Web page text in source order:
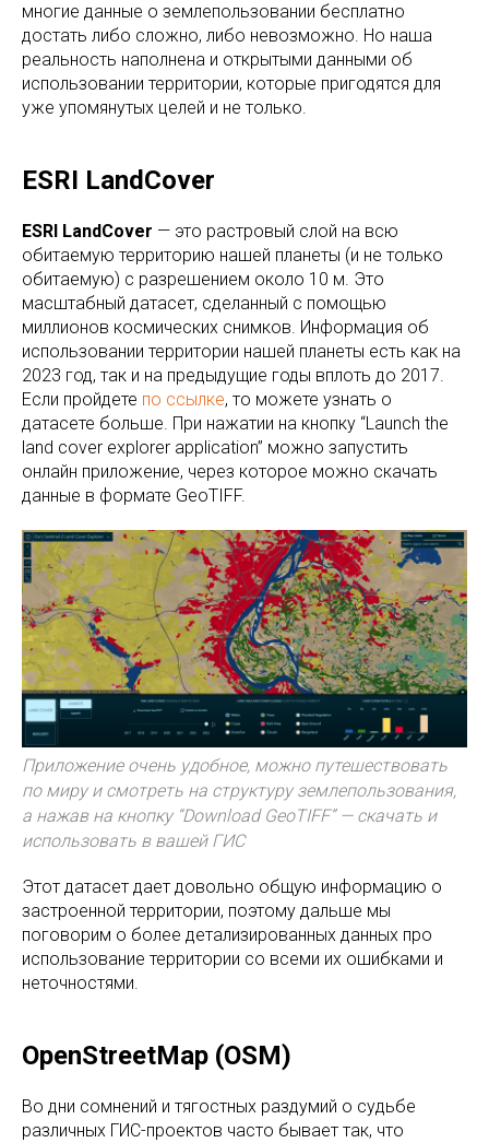
многие данные о землепользовании бесплатно
достать либо сложно, либо невозможно. Но наша
реальность наполнена и открытыми данными об
использовании территории, которые пригодятся для
уже упомянутых целей и не только.
ESRI LandCover
ESRI LandCover — это растровый слой на всю
обитаемую территорию нашей планеты (и не только
обитаемую) с разрешением около 10 м. Это
масштабный датасет, сделанный с помощью
миллионов космических снимков. Информация об
использовании территории нашей планеты есть как на
2023 год, так и на предыдущие годы вплоть до 2017.
Если пройдете по ссылке, то можете узнать о
датасете больше. При нажатии на кнопку “Launch the
land cover explorer application” можно запустить
онлайн приложение, через которое можно скачать
данные в формате GeoTIFF.
Приложение очень удобное, можно путешествовать
по миру и смотреть на структуру землепользования,
а нажав на кнопку “Download GeoTIFF” — скачать и
использовать в вашей ГИС
Этот датасет дает довольно общую информацию о
застроенной территории, поэтому дальше мы
поговорим о более детализированных данных про
использование территории со всеми их ошибками и
неточностями.
OpenStreetMap (OSM)
Во дни сомнений и тягостных раздумий о судьбе
различных ГИС-проектов часто бывает так, что